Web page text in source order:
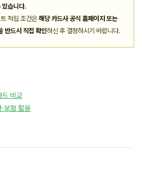
있습니다.
적립 조건은 해당 카드사 공식 홈페이지 또는
반드시 직접 확인하신 후 결정하시기 바랍니다.
드 비교
보험 활용